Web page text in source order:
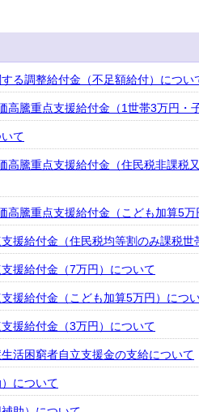
る調整給付金（不足額給付）につい
高騰重点支援給付金（1世帯3万円・
て
高騰重点支援給付金（住民税非課税
高騰重点支援給付金（こども加算5
支援給付金（住民税均等割のみ課税
援給付金（7万円）について
支援給付金（こども加算5万円）につ
援給付金（3万円）について
活困窮者自立支援金の支給について
について